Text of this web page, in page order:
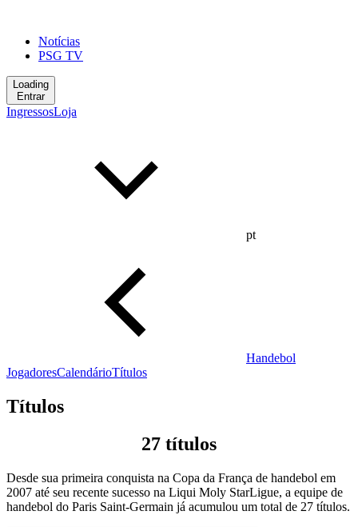
Notícias
PSG TV
Loading
Entrar
IngressosLoja
pt
Handebol
JogadoresCalendárioTítulos
Títulos
27 títulos
Desde sua primeira conquista na Copa da França de handebol em
2007 até seu recente sucesso na Liqui Moly StarLigue, a equipe de
handebol do Paris Saint-Germain já acumulou um total de 27 títulos.